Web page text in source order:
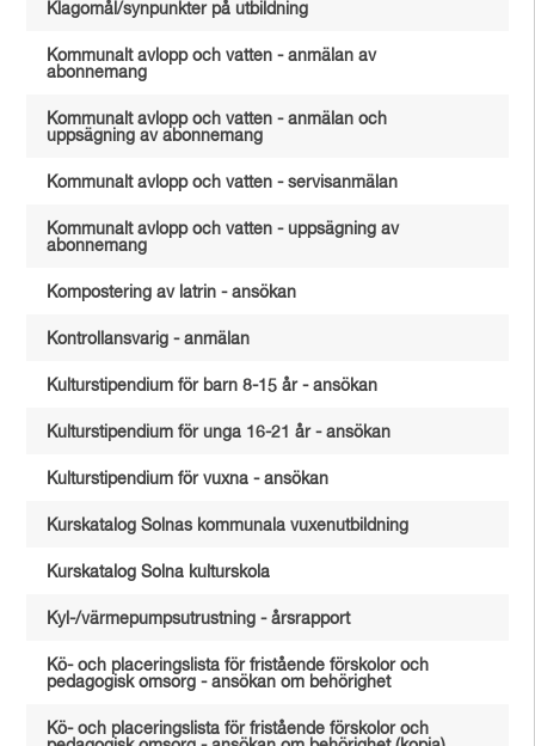
Klagomål/synpunkter på utbildning
Kommunalt avlopp och vatten - anmälan av
abonnemang
Kommunalt avlopp och vatten - anmälan och
uppsägning av abonnemang
Kommunalt avlopp och vatten - servisanmälan
Kommunalt avlopp och vatten - uppsägning av
abonnemang
Kompostering av latrin - ansökan
Kontrollansvarig - anmälan
Kulturstipendium för barn 8-15 år - ansökan
Kulturstipendium för unga 16-21 år - ansökan
Kulturstipendium för vuxna - ansökan
Kurskatalog Solnas kommunala vuxenutbildning
Kurskatalog Solna kulturskola
Kyl-/värmepumpsutrustning - årsrapport
Kö- och placeringslista för fristående förskolor och
pedagogisk omsorg - ansökan om behörighet
Kö- och placeringslista för fristående förskolor och